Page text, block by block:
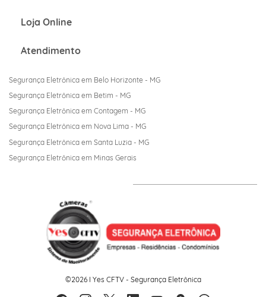
Loja Online
Atendimento
Segurança Eletrônica em Belo Horizonte - MG
Segurança Eletrônica em Betim - MG
Segurança Eletrônica em Contagem - MG
Segurança Eletrônica em Nova Lima - MG
Segurança Eletrônica em Santa Luzia - MG
Segurança Eletrônica em Minas Gerais
©2026 I Yes CFTV - Segurança Eletrônica